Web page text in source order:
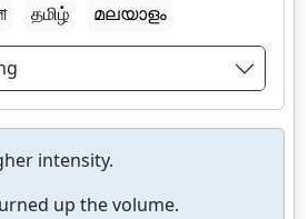
தமிழ் മലയാളം
intensity.
up the volume.